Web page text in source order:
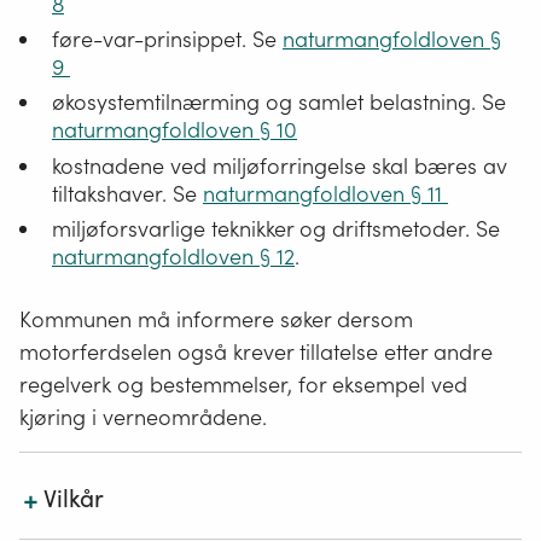
for offentlige beslutninger er vurdert.
Det er ikke anledning til å forskjellsbehandle
søknader ut fra for eksempel bostedskommune
eller statsborgerskap.
Lukk
føre-var-prinsippet. Se naturmangfoldloven §
9
økosystemtilnærming og samlet belastning. Se
naturmangfoldloven § 10
kostnadene ved miljøforringelse skal bæres av
tiltakshaver. Se naturmangfoldloven § 11
miljøforsvarlige teknikker og driftsmetoder. Se
naturmangfoldloven § 12.
Kommunen må informere søker dersom
motorferdselen også krever tillatelse etter andre
regelverk og bestemmelser, for eksempel ved
kjøring i verneområdene.
+Vilkår